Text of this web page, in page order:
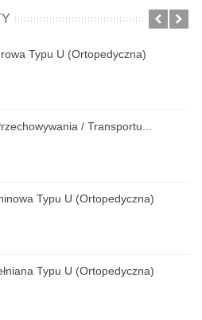
Typu U (ortopedyczna)
Przechowywania / Transportu...
Typu U (ortopedyczna)
Typu U (ortopedyczna)